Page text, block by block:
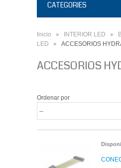
CATEGORIES
Inicio
INTERIOR LED
>
LED
ACCESORIOS
ACCESORIOS
Ordenar por